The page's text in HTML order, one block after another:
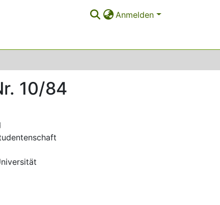
Anmelden
10/84